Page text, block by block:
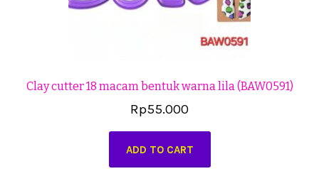
Clay cutter 18 macam bentuk warna lila (BAW0591)
Rp55.000
ADD TO CART